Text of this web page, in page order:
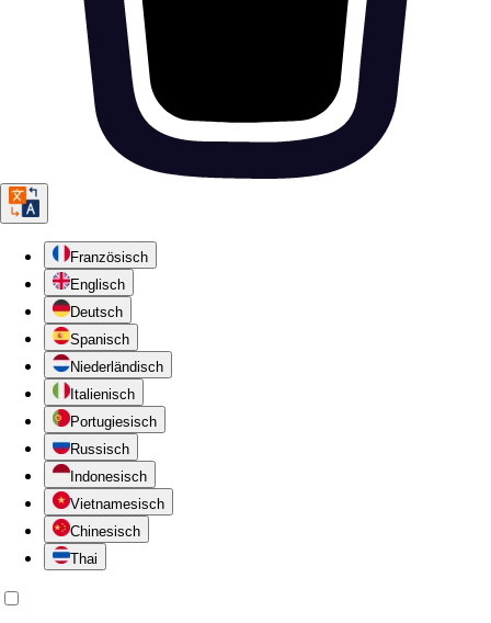
Französisch
Englisch
Deutsch
Spanisch
Niederländisch
Italienisch
Portugiesisch
Russisch
Indonesisch
Vietnamesisch
Chinesisch
Thai